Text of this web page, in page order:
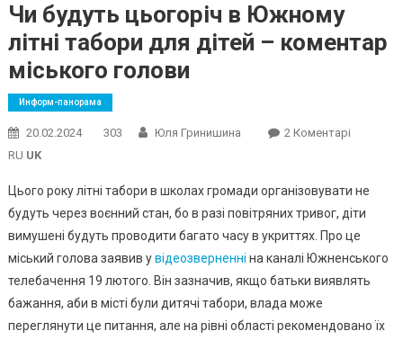
Чи будуть цьогоріч в Южному
літні табори для дітей – коментар
міського голови
Информ-панорама
20.02.2024 303 Юля Гринишина 2 КоментаріДо
Цьогоріч
В
Южному
Літні
Табори
Дітей
RU UK
Цього року літні табори в школах громади організовувати не
будуть через воєнний стан, бо в разі повітряних тривог, діти
вимушені будуть проводити багато часу в укриттях. Про це
міський голова заявив увідеозверненні на каналі Южненського
телебачення 19 лютого. Він зазначив, якщо батьки виявлять
бажання, аби в місті були дитячі табори, влада може
переглянути це питання, але на рівні області рекомендовано їх